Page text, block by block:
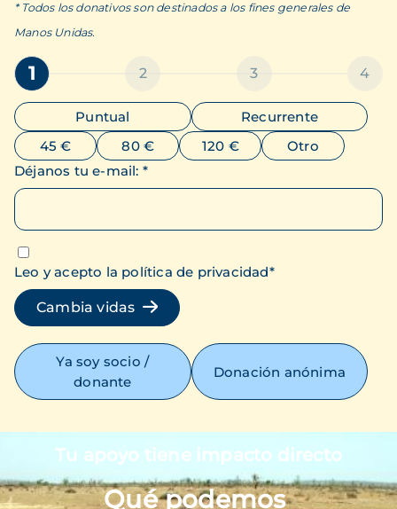
* Todos los donativos son destinados a los fines generales de
Manos Unidas.
1 2 3 4
Puntual
Recurrente
45 €
80 € 120 €
Otro
Déjanos tu e-mail: *
Leo y acepto la política de privacidad*
Cambia vidas
Ya soy socio /
donante
Donación anónima
Tu apoyo tiene impacto directo
Qué podemos